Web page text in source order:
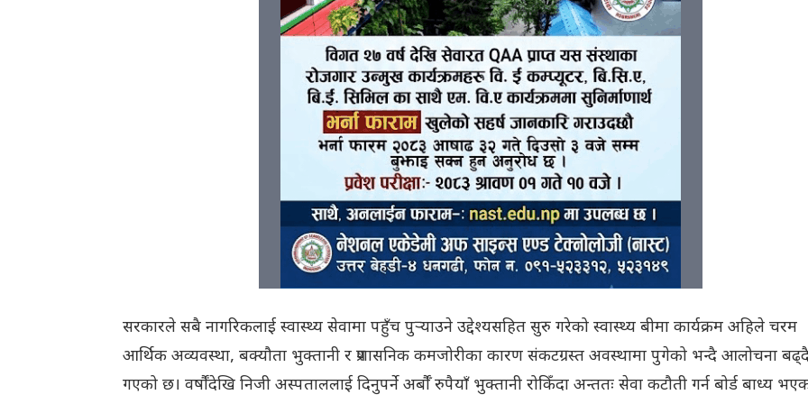
सरकारले सबै नागरिकलाई स्वास्थ्य सेवामा पहुँच पुर्‍याउने उद्देश्यसहित सुरु गरेको स्वास्थ्य बीमा कार्यक्रम अहिले चरम
आर्थिक अव्यवस्था, बक्यौता भुक्तानी र प्रशासनिक कमजोरीका कारण संकटग्रस्त अवस्थामा पुगेको भन्दै आलोचना
गएको छ। वर्षौंदेखि निजी अस्पताललाई दिनुपर्ने अर्बौँ रुपैयाँ भुक्तानी रोकिँदा अन्ततः सेवा कटौती गर्न बोर्ड बाध्य